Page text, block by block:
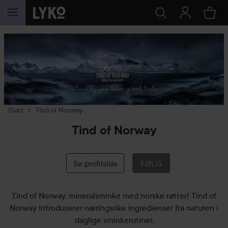
GÅ TIL INNHOLD
Start Tind of Norway
Tind of Norway
Se profilside FØLG
Tind of Norway, mineralsminke med norske røtter! Tind of
Norway introduserer næringsrike ingredienser fra naturen i
daglige sminkerutiner.